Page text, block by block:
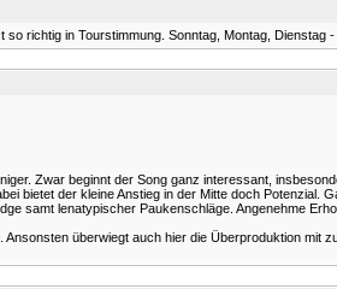
richtig in Tourstimmung. Sonntag, Montag, Dienstag
Zwar beginnt der Song ganz interessant,
bietet der kleine Anstieg in der Mitte doch
samt lenatypischer Paukenschläge. Angenehme
überwiegt auch hier die Überproduktion mit